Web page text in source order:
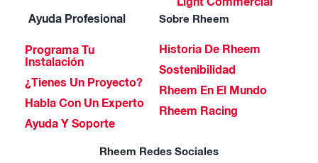
Light Commercial
Ayuda Profesional
Programa Tu
Instalación
¿Tienes Un Proyecto?
Habla Con Un Experto
Ayuda Y Soporte
Sobre Rheem
Historia De Rheem
Sostenibilidad
Rheem En El Mundo
Rheem Racing
Rheem Redes Sociales